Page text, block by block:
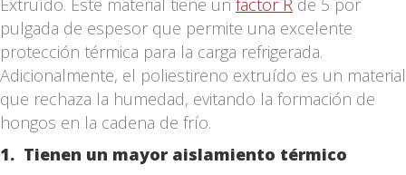
Extruído. Este material tiene un factor R de 5 por
pulgada de espesor que permite una excelente
protección térmica para la carga refrigerada.
Adicionalmente, el poliestireno extruído es un material
que rechaza la humedad, evitando la formación de
hongos en la cadena de frío.
1. Tienen un mayor aislamiento térmico